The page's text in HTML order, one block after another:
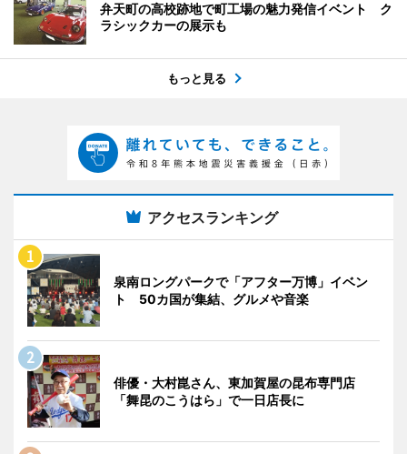
弁天町の高校跡地で町工場の魅力発信イベント ク
ラシックカーの展示も
もっと見る
アクセスランキング
泉南ロングパークで「アフター万博」イベン
ト 50カ国が集結、グルメや音楽
俳優・大村崑さん、東加賀屋の昆布専門店
「舞昆のこうはら」で一日店長に